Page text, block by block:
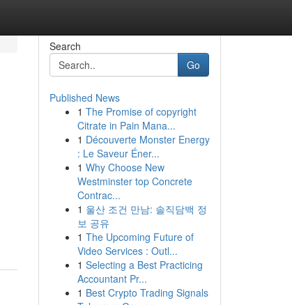
Search
Go
Published News
1 The Promise of copyright
Citrate in Pain Mana...
1 Découverte Monster Energy
: Le Saveur Éner...
1 Why Choose New
Westminster top Concrete
Contrac...
1 울산 조건 만남: 솔직담백 정
보 공유
1 The Upcoming Future of
Video Services : Outl...
1 Selecting a Best Practicing
Accountant Pr...
1 Best Crypto Trading Signals